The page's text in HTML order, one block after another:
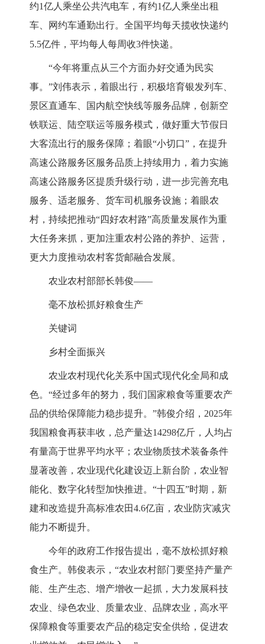
约1亿人乘坐公共汽电车，有约1亿人乘坐出租
车、网约车通勤出行。全国平均每天揽收快递约
5.5亿件，平均每人每周收3件快递。
“今年将重点从三个方面办好交通为民实
事。”刘伟表示，着眼出行，积极培育银发列车、
景区直通车、国内航空快线等服务品牌，创新空
铁联运、陆空联运等服务模式，做好重大节假日
大客流出行的服务保障；着眼“小切口”，在提升
高速公路服务区服务品质上持续用力，着力实施
高速公路服务区提质升级行动，进一步完善充电
服务、适老服务、货车司机服务设施；着眼农
村，持续把推动“四好农村路”高质量发展作为重
大任务来抓，更加注重农村公路的养护、运营，
更大力度推动农村客货邮融合发展。
农业农村部部长韩俊——
毫不放松抓好粮食生产
关键词
乡村全面振兴
农业农村现代化关系中国式现代化全局和成
色。“经过多年的努力，我们国家粮食等重要农产
品的供给保障能力稳步提升。”韩俊介绍，2025年
我国粮食再获丰收，总产量达14298亿斤，人均占
有量高于世界平均水平；农业物质技术装备条件
显著改善，农业现代化建设迈上新台阶，农业智
能化、数字化转型加快推进。“十四五”时期，新
建和改造提升高标准农田4.6亿亩，农业防灾减灾
能力不断提升。
今年的政府工作报告提出，毫不放松抓好粮
食生产。韩俊表示，“农业农村部门要坚持产量产
能、生产生态、增产增收一起抓，大力发展科技
农业、绿色农业、质量农业、品牌农业，高水平
保障粮食等重要农产品的稳定安全供给，促进农